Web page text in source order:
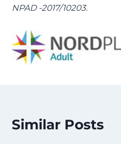
NPAD -2017/10203.
Similar Posts